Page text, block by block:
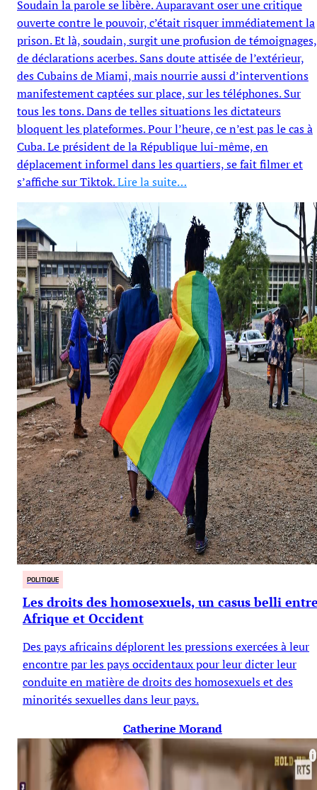
Soudain la parole se libère. Auparavant oser une critique
ouverte contre le pouvoir, c’était risquer immédiatement la
prison. Et là, soudain, surgit une profusion de témoignages,
de déclarations acerbes. Sans doute attisée de l’extérieur,
des Cubains de Miami, mais nourrie aussi d’interventions
manifestement captées sur place, sur les téléphones. Sur
tous les tons. Dans de telles situations les dictateurs
bloquent les plateformes. Pour l’heure, ce n’est pas le cas à
Cuba. Le président de la République lui-même, en
déplacement informel dans les quartiers, se fait filmer et
s’affiche sur Tiktok.Lire la suite…
POLITIQUE
Les droits des homosexuels, un casus belli
Afrique et Occident
Des pays africains déplorent les pressions exercées à leur
encontre par les pays occidentaux pour leur dicter leur
conduite en matière de droits des homosexuels et des
minorités sexuelles dans leur pays.
Catherine Morand